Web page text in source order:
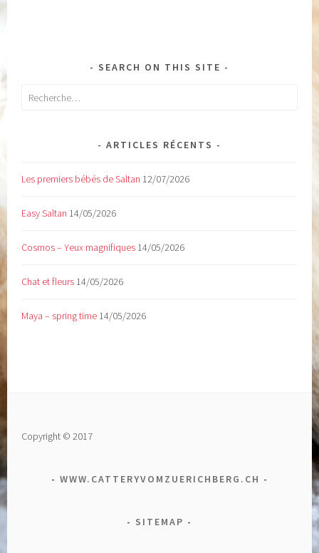
SEARCH ON THIS SITE
Rechercher :
ARTICLES RÉCENTS
Les premiers bébés de Saltan 12/07/2026
Easy Saltan 14/05/2026
Cosmos – Yeux magnifiques 14/05/2026
Chat et fleurs 14/05/2026
Maya – spring time 14/05/2026
Copyright © 2017
WWW.CATTERYVOMZUERICHBERG.CH
SITEMAP